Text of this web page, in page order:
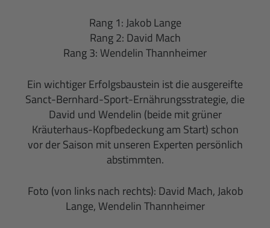
Rang 1: Jakob Lange
Rang 2: David Mach
Rang 3: Wendelin Thannheimer
Ein wichtiger Erfolgsbaustein ist die ausgereifte
Sanct-Bernhard-Sport-Ernährungsstrategie, die
David und Wendelin (beide mit grüner
Kräuterhaus-Kopfbedeckung am Start) schon
vor der Saison mit unseren Experten persönlich
abstimmten.
Foto (von links nach rechts): David Mach, Jakob
Lange, Wendelin Thannheimer